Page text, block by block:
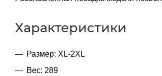
Характеристики
Размер: XL-2XL
Вес: 289